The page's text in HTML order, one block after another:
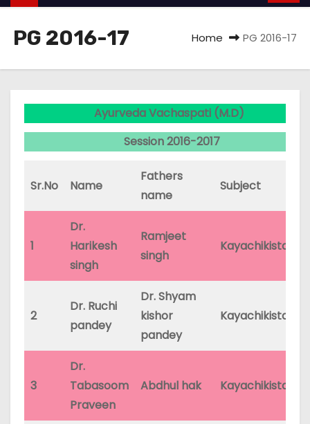
PG 2016-17 Home PG 2016-17
Ayurveda Vachaspati (M.D)
Session 2016-2017
Sr.No Name
Fathers
name
Subject
1
Dr.
Harikesh
singh
Ramjeet
singh
Kayachikista
2
Dr. Ruchi
pandey
Dr. Shyam
kishor
pandey
Kayachikista
3
Dr.
Tabasoom
Praveen
Abdhul hak Kayachikista